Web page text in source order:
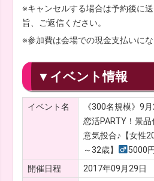
※キャンセルする場合は予約後に
旨、ご返信ください。
※参加費は会場での現金支払いにな
▼イベント情報
イベント名
《300名規模》9
恋活PARTY！景
意気投合♪【女性
～32歳】
5000円
開催日程
2017年09月29日